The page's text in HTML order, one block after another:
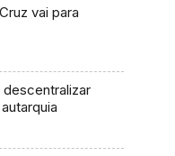
vai para
descentralizar